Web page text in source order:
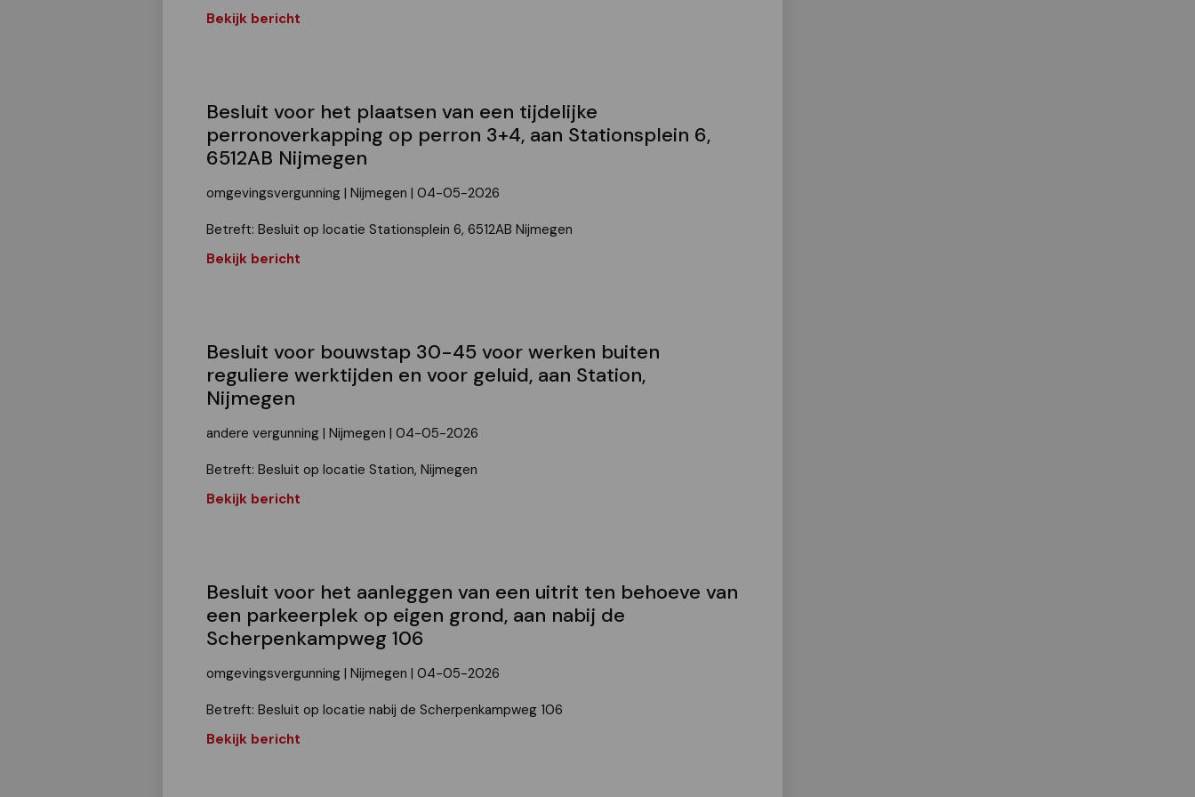
Bekijk bericht
Besluit voor het plaatsen van een tijdelijke
perronoverkapping op perron 3+4, aan Stationsplein 6,
6512AB Nijmegen
omgevingsvergunning | Nijmegen | 04-05-2026
Betreft: Besluit op locatie Stationsplein 6, 6512AB Nijmegen
Bekijk bericht
Besluit voor bouwstap 30-45 voor werken buiten
reguliere werktijden en voor geluid, aan Station,
Nijmegen
andere vergunning | Nijmegen | 04-05-2026
Betreft: Besluit op locatie Station, Nijmegen
Bekijk bericht
Besluit voor het aanleggen van een uitrit ten behoeve van
een parkeerplek op eigen grond, aan nabij de
Scherpenkampweg 106
omgevingsvergunning | Nijmegen | 04-05-2026
Betreft: Besluit op locatie nabij de Scherpenkampweg 106
Bekijk bericht